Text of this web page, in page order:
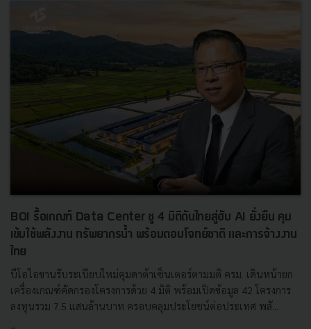
BOI รื้อเกณฑ์ Data Center ชู 4 มิติดันไทยสู่ฮับ AI ยั่งยืน คุม
เข้มใช้พลังงาน ทรัพยากรน้ำ พร้อมตอบโจทย์ชาติ และการจ้างงาน
ไทย
บีโอไอขานรับระเบียบใหม่คุมดาต้าเซ็นเตอร์ตามมติ ครม. เดินหน้ายก
เครื่องเกณฑ์คัดกรองโครงการด้วย 4 มิติ พร้อมเปิดข้อมูล 42 โครงการ
ลงทุนรวม 7.5 แสนล้านบาท ครอบคลุมประโยชน์ต่อประเทศ พลั...